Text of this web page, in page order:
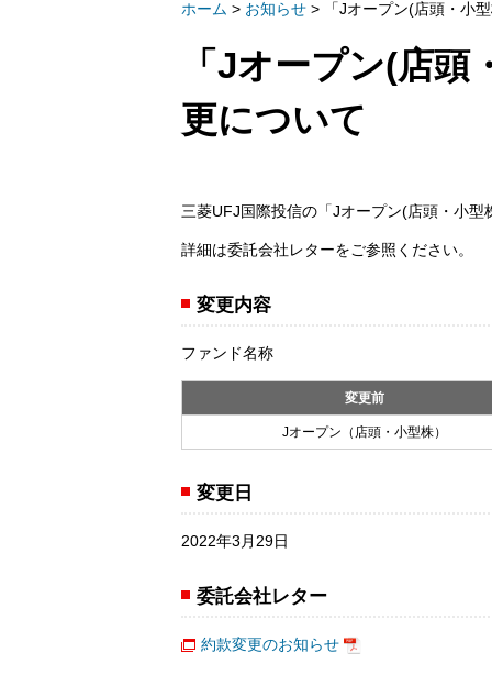
ホーム > お知らせ > 「Jオープン(店頭・小
「Jオープン(店
更について
三菱UFJ国際投信の「Jオープン(店頭・小
詳細は委託会社レターをご参照ください。
変更内容
ファンド名称
変更前
Jオープン（店頭・小型株）
変更日
2022年3月29日
委託会社レター
約款変更のお知らせ